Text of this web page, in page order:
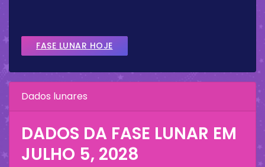
FASE LUNAR HOJE
Dados lunares
DADOS DA FASE LUNAR EM
JULHO 5, 2028